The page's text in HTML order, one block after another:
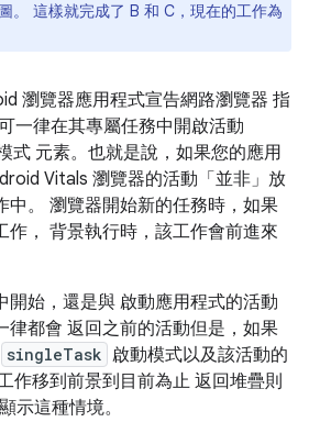
。 這樣就完成了 B 和 C，現在的工作為
瀏覽器應用程式宣告網路瀏覽器 指
可一律在其專屬任務中開啟活動
式 元素。也就是說，如果您的應用
Vitals 瀏覽器的活動 「並非」放
中。 瀏覽器開始新的任務時，如果
作， 背景執行時，該工作會前進來
開始，還是與 啟動應用程式的活動
律都會 返回之前的活動但是，如果
singleTask 啟動模式以及該活動的
作移到前景到目前為止 返回堆疊則
示這種情境。